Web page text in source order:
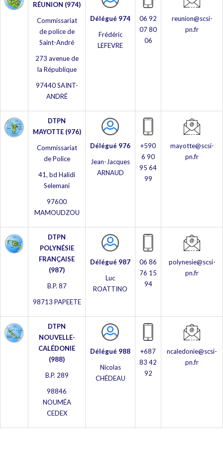
RÉUNION (974)
Commissariat
de police de
Saint-André
273 avenue de
la République
97440 SAINT-
ANDRÉ
Délégué 974
Frédéric
LEFEVRE
06 92
07 80
06
reunion@scsi-
pn.fr
DTPN
MAYOTTE (976)
Commissariat
de Police
41, bd Halidi
Selemani
97600
MAMOUDZOU
Délégué 976
Jean-Jacques
ARNAUD
+590
6 90
95 64
99
mayotte@scsi-
pn.fr
DTPN
POLYNÉSIE
FRANÇAISE
(987)
B.P. 87
98713 PAPEETE
Délégué 987
Luc
ROATTINO
06 86
76 15
94
polynesie@scsi-
pn.fr
DTPN
NOUVELLE-
CALÉDONIE
(988)
B.P. 289
98846
NOUMÉA
CEDEX
Délégué 988
Nicolas
CHÉDEAU
+687
83 42
92
ncaledonie@scsi-
pn.fr